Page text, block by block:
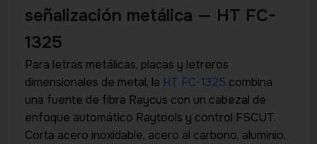
señalización metálica — HT FC-
1325
Para letras metálicas, placas y letreros
dimensionales de metal, la HT FC-1325 combina
una fuente de fibra Raycus con un cabezal de
enfoque automático Raytools y control FSCUT.
Corta acero inoxidable, acero al carbono, aluminio,